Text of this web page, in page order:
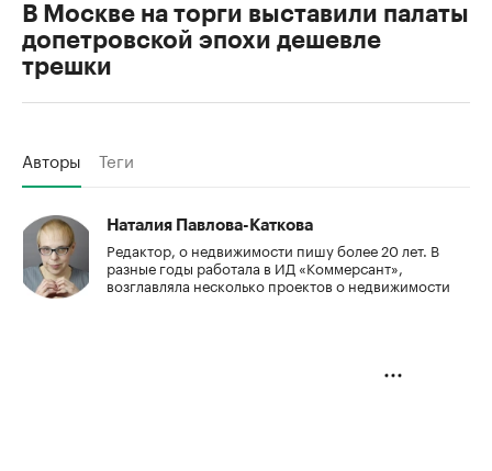
В Москве на торги выставили палаты
допетровской эпохи дешевле
трешки
Авторы Теги
Наталия Павлова-Каткова
Редактор, о недвижимости пишу более 20 лет. В
разные годы работала в ИД «Коммерсант»,
возглавляла несколько проектов о недвижимости